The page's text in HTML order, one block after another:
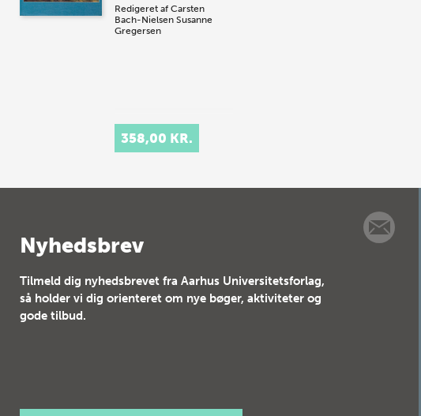
Redigeret af Carsten
Bach-Nielsen Susanne
Gregersen
358,00 KR.
Nyhedsbrev
Tilmeld dig nyhedsbrevet fra Aarhus Universitetsforlag,
så holder vi dig orienteret om nye bøger, aktiviteter og
gode tilbud.